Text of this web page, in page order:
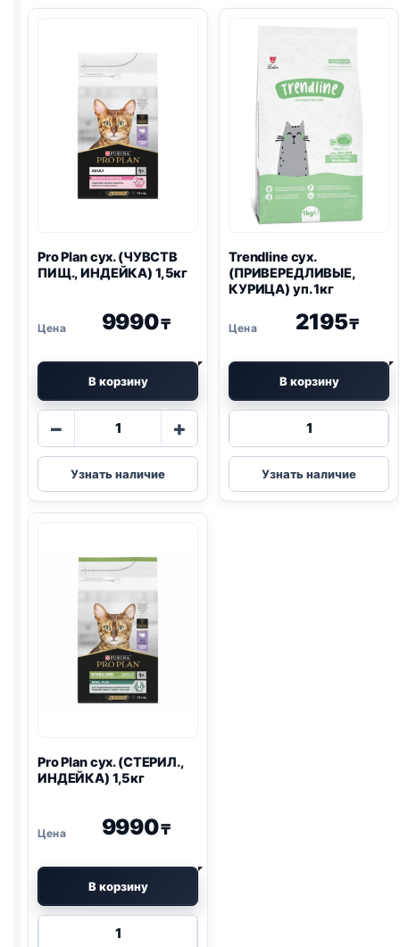
Pro Planсух. (ЧУВСТВ
ПИЩ., ИНДЕЙКА) 1,5кг
9990₸
В корзину
−
Количество
Pro
Plan
сух.
ИНДЕЙКА)
+
Узнать наличие
Trendline сух.
(ПРИВЕРЕДЛИВЫЕ,
КУРИЦА) уп. 1кг
2195₸
В корзину
Количество
Trendline
сух.
Узнать наличие
Pro Planсух. (СТЕРИЛ.,
ИНДЕЙКА) 1,5кг
9990₸
В корзину
Количество